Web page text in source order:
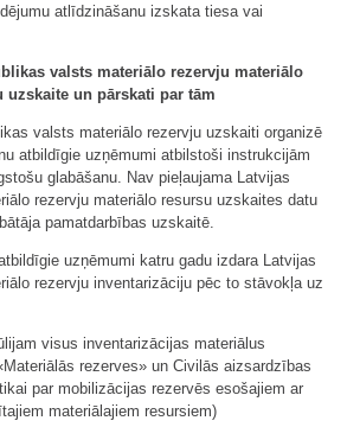
atlīdzināšanu izskata tiesa vai
valsts materiālo rezervju materiālo
uzskaite un pārskati par tām
valsts materiālo rezervju uzskaiti organizē
atbildīgie uzņēmumi atbilstoši instrukcijām
glabāšanu. Nav pieļaujama Latvijas
rezervju materiālo resursu uzskaites datu
pamatdarbības uzskaitē.
uzņēmumi katru gadu izdara Latvijas
rezervju inventarizāciju pēc to stāvokļa uz
visus inventarizācijas materiālus
rezerves» un Civilās aizsardzības
par mobilizācijas rezervēs esošajiem ar
materiālajiem resursiem)